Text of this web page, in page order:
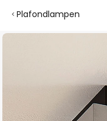
Plafondlampen
Ga
de